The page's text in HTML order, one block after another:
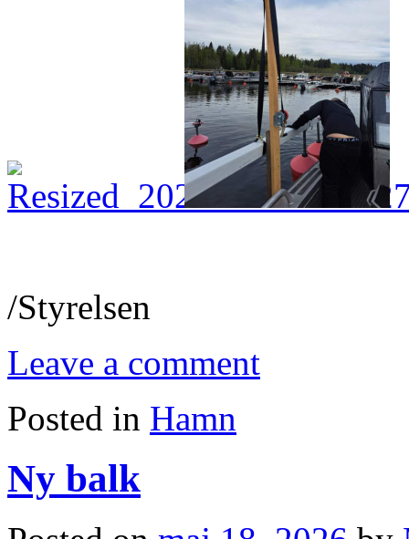
/Styrelsen
Leave a comment
Posted in Hamn
Ny balk